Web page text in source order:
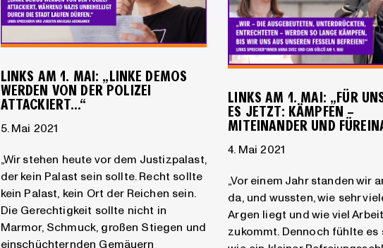
LINKS AM 1. MAI: „LINKE DEMOS
WERDEN VON DER POLIZEI
ATTACKIERT…“
5. Mai 2021
„Wir stehen heute vor dem Justizpalast,
der kein Palast sein sollte. Recht sollte
kein Palast, kein Ort der Reichen sein.
Die Gerechtigkeit sollte nicht in
Marmor, Schmuck, großen Stiegen und
einschüchternden Gemäuern
LINKS AM 1. MAI: „FÜR UNS
S JETZT: KÄMPFEN – M
ITEINANDER UND
4. Mai 2021
„Vor einem Jahr standen wir
da, und wussten, wie sehr
Argen liegt und wie viel
zukommt. Dennoch fühlte es